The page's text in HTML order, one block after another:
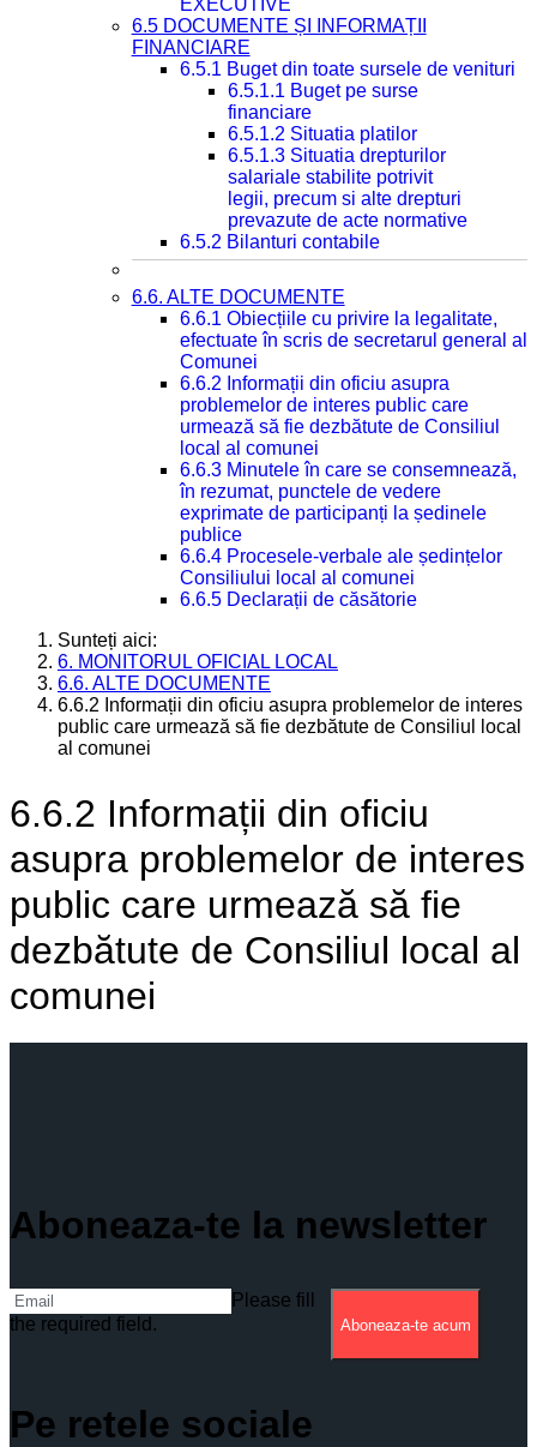
EXECUTIVE
6.5 DOCUMENTE ȘI INFORMAȚII
FINANCIARE
6.5.1 Buget din toate sursele de venituri
6.5.1.1 Buget pe surse
financiare
6.5.1.2 Situatia platilor
6.5.1.3 Situatia drepturilor
salariale stabilite potrivit
legii, precum si alte drepturi
prevazute de acte normative
6.5.2 Bilanturi contabile
6.6. ALTE DOCUMENTE
6.6.1 Obiecțiile cu privire la legalitate,
efectuate în scris de secretarul general al
Comunei
6.6.2 Informații din oficiu asupra
problemelor de interes public care
urmează să fie dezbătute de Consiliul
local al comunei
6.6.3 Minutele în care se consemnează,
în rezumat, punctele de vedere
exprimate de participanți la ședinele
publice
6.6.4 Procesele-verbale ale ședințelor
Consiliului local al comunei
6.6.5 Declarații de căsătorie
Sunteți aici:
6. MONITORUL OFICIAL LOCAL
6.6. ALTE DOCUMENTE
6.6.2 Informații din oficiu asupra problemelor de interes
public care urmează să fie dezbătute de Consiliul local
al comunei
6.6.2 Informații din oficiu
asupra problemelor de interes
public care urmează să fie
dezbătute de Consiliul local al
comunei
Aboneaza-te la newsletter
Please fill
the required field.
Aboneaza-te acum
Pe retele sociale